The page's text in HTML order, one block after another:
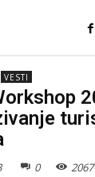
VESTI
0 2067